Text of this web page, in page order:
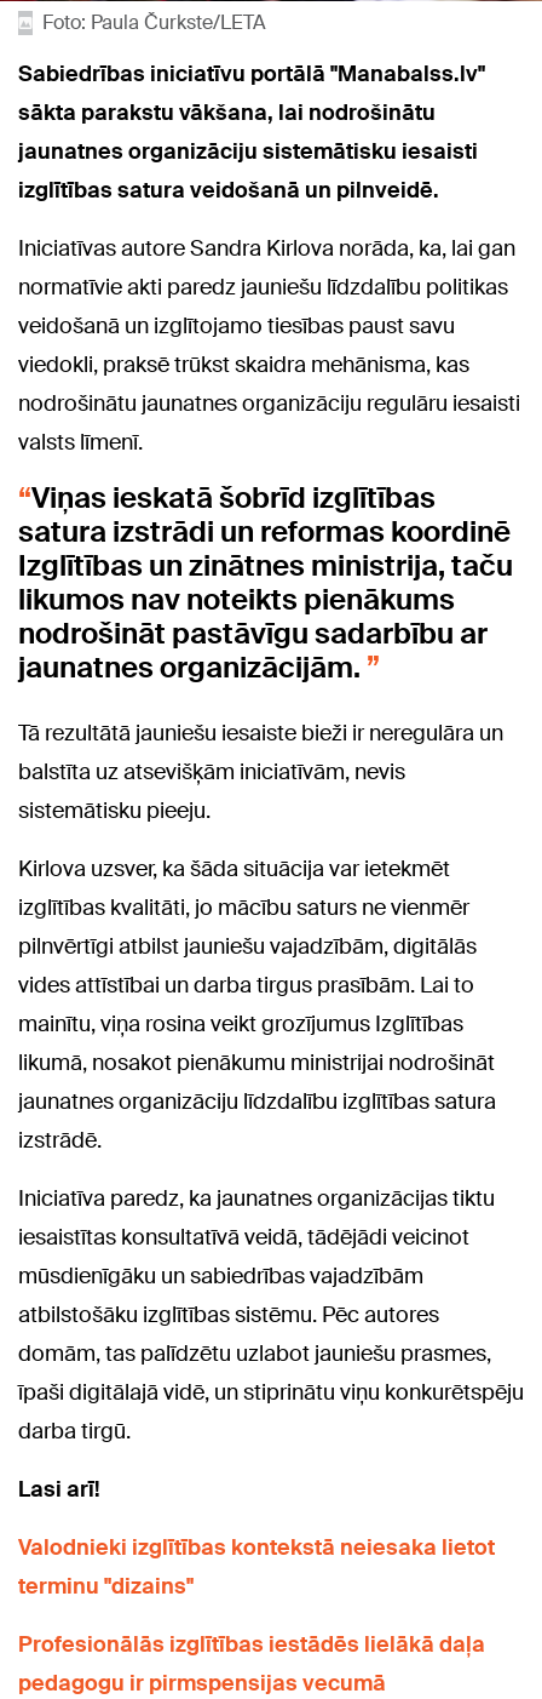
Foto: Paula Čurkste/LETA
Sabiedrības iniciatīvu portālā "Manabalss.lv"
sākta parakstu vākšana, lai nodrošinātu
jaunatnes organizāciju sistemātisku iesaisti
izglītības satura veidošanā un pilnveidē.
Iniciatīvas autore Sandra Kirlova norāda, ka, lai gan
normatīvie akti paredz jauniešu līdzdalību politikas
veidošanā un izglītojamo tiesības paust savu
viedokli, praksē trūkst skaidra mehānisma, kas
nodrošinātu jaunatnes organizāciju regulāru iesaisti
valsts līmenī.
Viņas ieskatā šobrīd izglītības
satura izstrādi un reformas koordinē
Izglītības un zinātnes ministrija, taču
likumos nav noteikts pienākums
nodrošināt pastāvīgu sadarbību ar
jaunatnes organizācijām.
Tā rezultātā jauniešu iesaiste bieži ir neregulāra un
balstīta uz atsevišķām iniciatīvām, nevis
sistemātisku pieeju.
Kirlova uzsver, ka šāda situācija var ietekmēt
izglītības kvalitāti, jo mācību saturs ne vienmēr
pilnvērtīgi atbilst jauniešu vajadzībām, digitālās
vides attīstībai un darba tirgus prasībām. Lai to
mainītu, viņa rosina veikt grozījumus Izglītības
likumā, nosakot pienākumu ministrijai nodrošināt
jaunatnes organizāciju līdzdalību izglītības satura
izstrādē.
Iniciatīva paredz, ka jaunatnes organizācijas tiktu
iesaistītas konsultatīvā veidā, tādējādi veicinot
mūsdienīgāku un sabiedrības vajadzībām
atbilstošāku izglītības sistēmu. Pēc autores
domām, tas palīdzētu uzlabot jauniešu prasmes,
īpaši digitālajā vidē, un stiprinātu viņu konkurētspēju
darba tirgū.
Lasi arī!
Valodnieki izglītības kontekstā neiesaka lietot
terminu "dizains"
Profesionālās izglītības iestādēs lielākā daļa
pedagogu ir pirmspensijas vecumā